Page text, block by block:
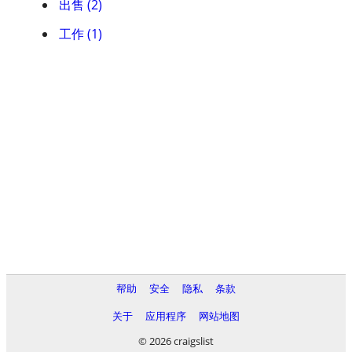
出售 (2)
工作 (1)
帮助 安全 隐私
条款
关于
应用程序
网站地图
© 2026 craigslist